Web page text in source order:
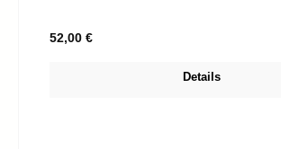
Regulärer Preis:
52,00 €
Details